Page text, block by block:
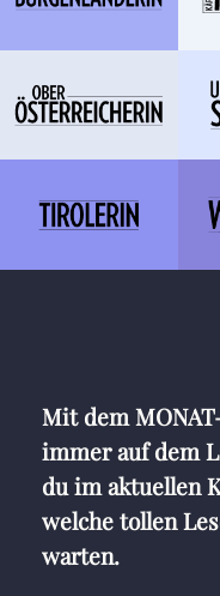
Mit dem
immer auf dem
du im aktuellen
welche tollen
warten.